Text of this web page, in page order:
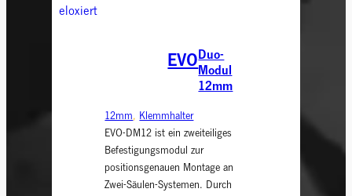
EVODuo-
Modul
12mm
12mm, Klemmhalter
EVO-DM12 ist ein zweiteiliges
Befestigungsmodul zur
positionsgenauen Montage an
Zwei-Säulen-Systemen. Durch